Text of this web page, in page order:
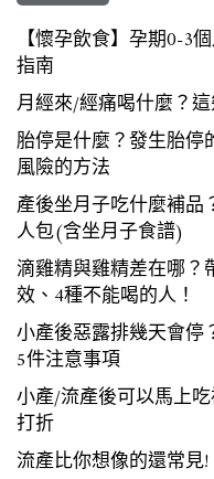
【懷孕飲食】孕期0-3
指南
月經來/經痛喝什麼？
胎停是什麼？發生胎停
風險的方法
產後坐月子吃什麼補品
人包(含坐月子食譜)
滴雞精與雞精差在哪
效、4種不能喝的人！
小產後惡露排幾天會停
5件注意事項
小產/流產後可以馬上
打折
流產比你想像的還常見